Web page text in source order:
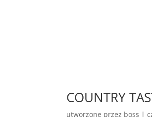
COUNTRY
utworzone przez boss |